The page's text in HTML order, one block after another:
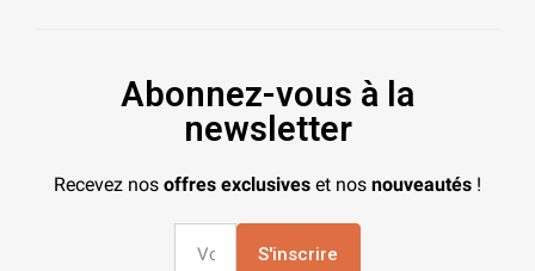
Abonnez-vous à la
newsletter
Recevez nos offres exclusives et nos nouveautés !
S'inscrire